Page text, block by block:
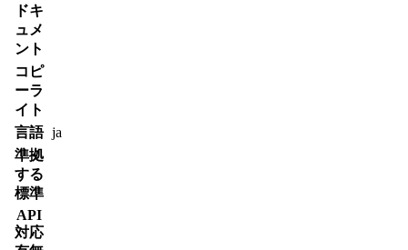
ドキ
ュメ
ント
コピ
ーラ
イト
言語 ja
準拠
する
標準
API
対応